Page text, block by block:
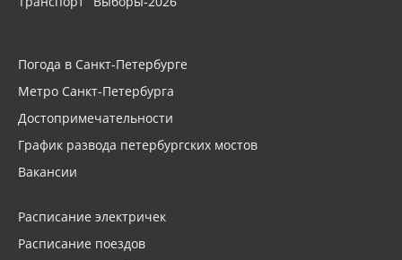
Погода в Санкт-Петербурге
Метро Санкт-Петербурга
Достопримечательности
График развода петербургских мостов
Вакансии
Расписание электричек
Расписание поездов